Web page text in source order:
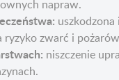
napraw.
uszkodzona
ryzyko zwarć i
niszczenie